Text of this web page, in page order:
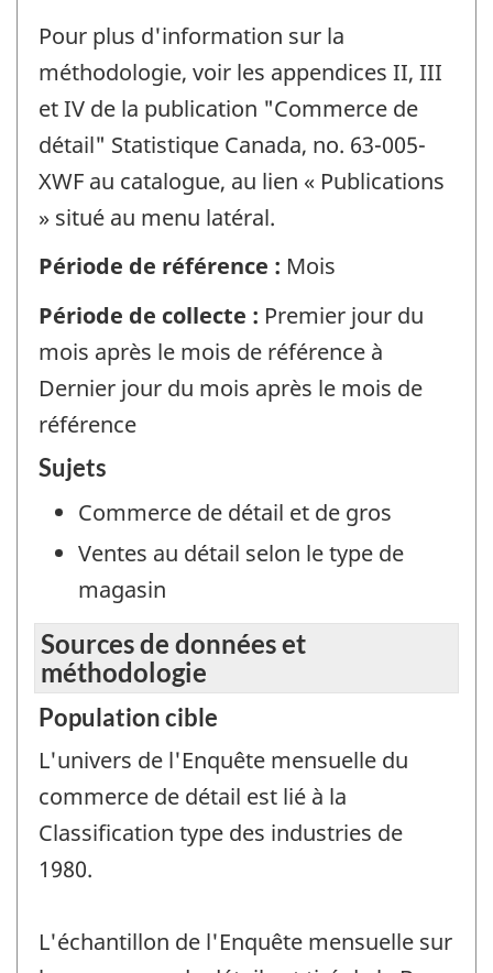
Pour plus d'information sur la
méthodologie, voir les appendices II, III
et IV de la publication "Commerce de
détail" Statistique Canada, no. 63-005-
XWF au catalogue, au lien « Publications
» situé au menu latéral.
Période de référence : Mois
Période de collecte : Premier jour du
mois après le mois de référence à
Dernier jour du mois après le mois de
référence
Sujets
Commerce de détail et de gros
Ventes au détail selon le type de
magasin
Sources de données et
méthodologie
Population cible
L'univers de l'Enquête mensuelle du
commerce de détail est lié à la
Classification type des industries de
1980.
L'échantillon de l'Enquête mensuelle sur